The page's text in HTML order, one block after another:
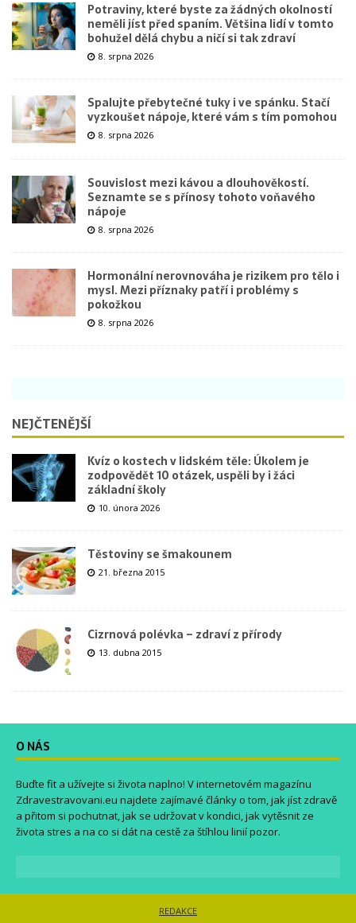
Potraviny, které byste za žádných okolností
neměli jíst před spaním. Většina lidí v tomto
bohužel dělá chybu a ničí si tak zdraví
8. srpna 2026
Spalujte přebytečné tuky i ve spánku. Stačí
vyzkoušet nápoje, které vám s tím pomohou
8. srpna 2026
Souvislost mezi kávou a dlouhověkostí.
Seznamte se s přínosy tohoto voňavého
nápoje
8. srpna 2026
Hormonální nerovnováha je rizikem pro tělo i
mysl. Mezi příznaky patří i problémy s
pokožkou
8. srpna 2026
NEJČTENĚJŠÍ
Kvíz o kostech v lidském těle: Úkolem je
zodpovědět 10 otázek, uspěli by i žáci
základní školy
10. února 2026
Těstoviny se šmakounem
21. března 2015
Cizrnová polévka – zdraví z přírody
13. dubna 2015
O NÁS
Buďte fit a užívejte si života naplno! V internetovém magazínu
Zdravestravovani.eu najdete zajímavé články o tom, jak jíst zdravě
a přitom si pochutnat, jak se udržovat v kondici, jak vytěsnit ze
života stres a na co si dát na cestě za štíhlou linií pozor.
REDAKCE